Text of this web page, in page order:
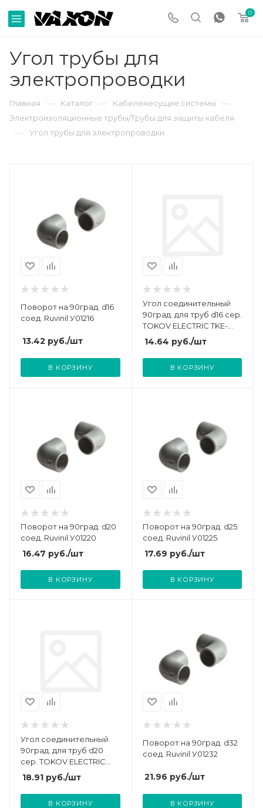
0
Угол трубы для
электропроводки
Главная — Каталог — Кабеленесущие системы —
Электроизоляционные трубы/Трубы для защиты кабеля
— Угол трубы для электропроводки
Поворот на 90град. d16
соед. Ruvinil У01216
13.42 руб./шт
В КОРЗИНУ
Угол соединительный
90град. для труб d16 сер.
TOKOV ELECTRIC TKE-
YSDT-16-C06
14.64 руб./шт
В КОРЗИНУ
Поворот на 90град. d20
соед. Ruvinil У01220
16.47 руб./шт
В КОРЗИНУ
Поворот на 90град. d25
соед. Ruvinil У01225
17.69 руб./шт
В КОРЗИНУ
Угол соединительный
90град. для труб d20
сер. TOKOV ELECTRIC
TKE-YSDT-20-C06
18.91 руб./шт
В КОРЗИНУ
Поворот на 90град. d32
соед. Ruvinil У01232
21.96 руб./шт
В КОРЗИНУ